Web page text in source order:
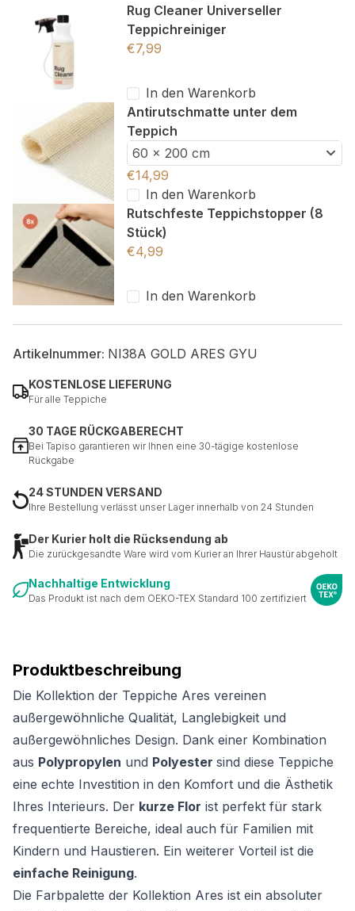
Produktbeschreibung
Die Kollektion der Teppiche Ares vereinen
außergewöhnliche Qualität, Langlebigkeit und
außergewöhnliches Design. Dank einer Kombination
aus Polypropylen und Polyester sind diese Teppiche
eine echte Investition in den Komfort und die Ästhetik
Ihres Interieurs. Der kurze Flor ist perfekt für stark
frequentierte Bereiche, ideal auch für Familien mit
Kindern und Haustieren. Ein weiterer Vorteil ist die
einfache Reinigung.
Die Farbpalette der Kollektion Ares ist ein absoluter
Rug Cleaner Universeller
Teppichreiniger
€7,99
In den Warenkorb
Antirutschmatte unter dem
Teppich
60 x 200 cm
€14,99
In den Warenkorb
Rutschfeste Teppichstopper (8
Stück)
€4,99
In den Warenkorb
Artikelnummer: NI38A GOLD ARES GYU
KOSTENLOSE LIEFERUNG
Für alle Teppiche
30 TAGE RÜCKGABERECHT
Bei Tapiso garantieren wir Ihnen eine 30-tägige kostenlose
Rückgabe
24 STUNDEN VERSAND
Ihre Bestellung verlässt unser Lager innerhalb von 24 Stunden
Der Kurier holt die Rücksendung ab
Die zurückgesandte Ware wird vom Kurier an Ihrer Haustür abgeholt
Nachhaltige Entwicklung
Das Produkt ist nach dem OEKO-TEX Standard 100 zertifiziert
Alle ablehnen
Meine Einstellungen speichern